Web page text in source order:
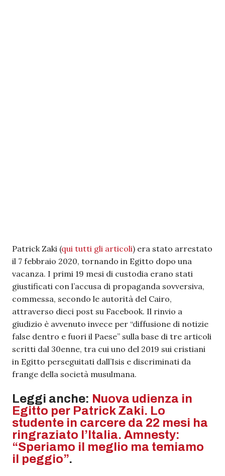
Patrick Zaki (qui tutti gli articoli) era stato arrestato
il 7 febbraio 2020, tornando in Egitto dopo una
vacanza. I primi 19 mesi di custodia erano stati
giustificati con l’accusa di propaganda sovversiva,
commessa, secondo le autorità del Cairo,
attraverso dieci post su Facebook. Il rinvio a
giudizio è avvenuto invece per “diffusione di notizie
false dentro e fuori il Paese” sulla base di tre articoli
scritti dal 30enne, tra cui uno del 2019 sui cristiani
in Egitto perseguitati dall’Isis e discriminati da
frange della società musulmana.
Leggi anche: Nuova udienza in
Egitto per Patrick Zaki. Lo
studente in carcere da 22 mesi ha
ringraziato l’Italia. Amnesty:
“Speriamo il meglio ma temiamo
il peggio”.